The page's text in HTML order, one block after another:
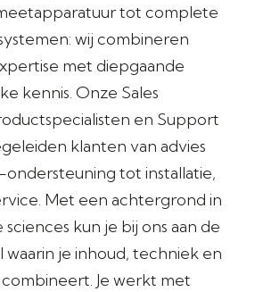
tot complete
wij combineren
met diepgaande
kennis. Onze Sales
en Support
klanten van advies
tot installatie,
Met een achtergrond in
kun je bij ons aan de
waarin je inhoud, techniek en
Je werkt met